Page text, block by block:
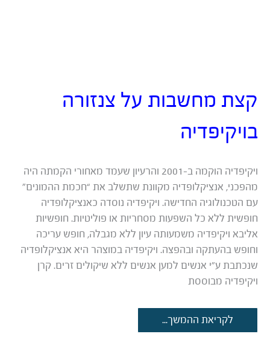
קצת מחשבות על צנזורה
בויקיפדיה
ויקיפדיה הוקמה ב-2001 והרעיון שעמד מאחורי הקמתה היה
מהפכני, אנציקלופדיה מקוונת שתשלב את “חכמת ההמונים”
עם הטכנולוגיה החדישה. ויקיפדיה נוסדה כאנציקלופדיה
חופשית ללא כל השפעות מסחריות או פוליטיות. חופשיות
אליבא ויקיפדיה משמעותה עיון ללא מגבלה, חופש עריכה
וחופש בהעתקה ובהפצה. ויקיפדיה במוצהר היא אנציקלופדיה
שנכתבת ע”י אנשים למען אנשים ללא שיקולים זרים. קרן
ויקיפדיה מבוססת
קצת
מחשבות
לקריאת ההמשך...